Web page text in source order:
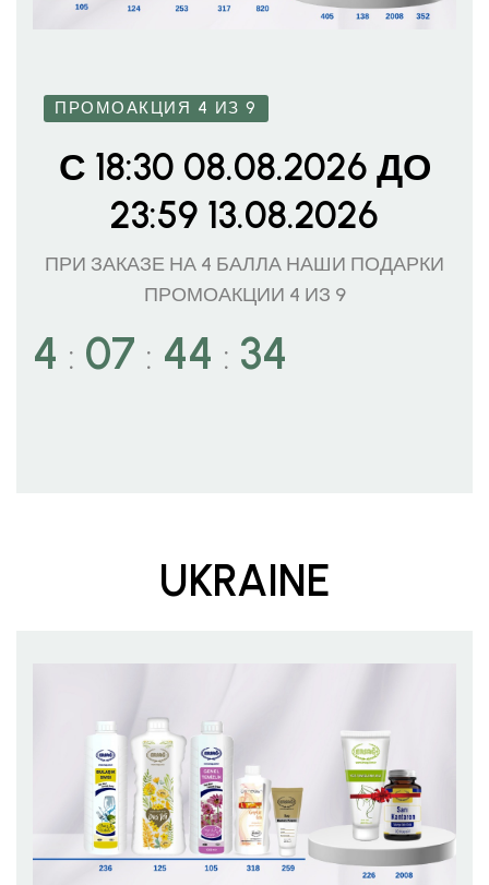
ПРОМОАКЦИЯ 4 ИЗ 9
С 18:30 08.08.2026 ДО
23:59 13.08.2026
ПРИ ЗАКАЗЕ НА 4 БАЛЛА НАШИ ПОДАРКИ
ПРОМОАКЦИИ 4 ИЗ 9
4 : 07 : 44 : 32
UKRAINE